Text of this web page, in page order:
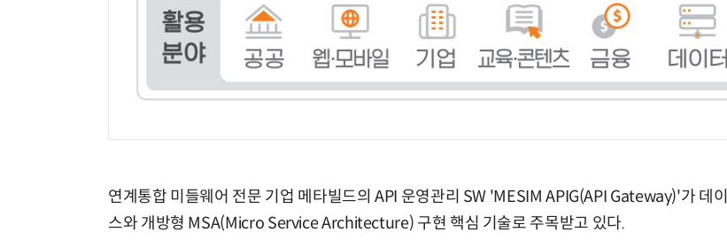
연계통합 미들웨어 전문 기업 메타빌드의 API 운영관리 SW 'MESIM APIG(API Gateway)'가 데
스와 개방형 MSA(Micro Service Architecture) 구현 핵심 기술로 주목받고 있다.